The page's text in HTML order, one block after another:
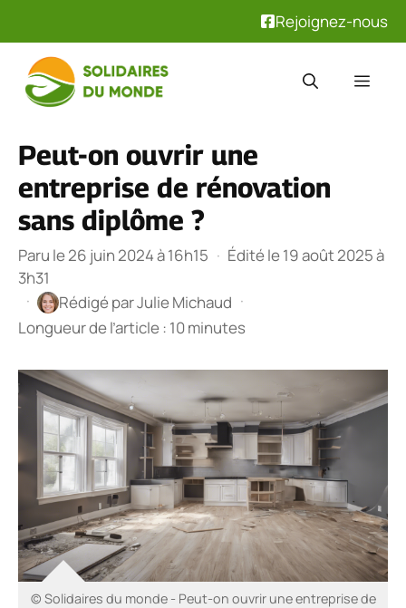
Rejoignez-nous
contenu
Peut-on ouvrir une
entreprise de rénovation
sans diplôme ?
Paru le 26 juin 2024 à 16h15 · Édité le 19 août 2025 à
3h31
·
Rédigé parJulie Michaud ·
Longueur de l’article : 10 minutes
© Solidaires du monde - Peut-on ouvrir une entreprise de